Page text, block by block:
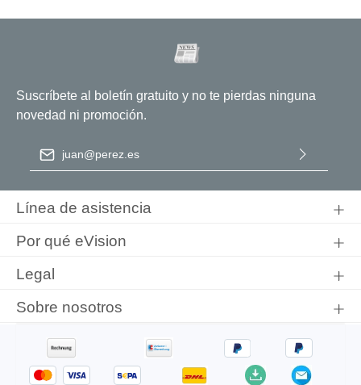
Suscríbete al boletín gratuito y no te pierdas ninguna
novedad ni promoción.
Dirección de correo electrónico
términos y condiciones generales
Línea de asistencia
Por qué eVision
Legal
Sobre nosotros